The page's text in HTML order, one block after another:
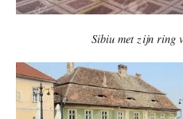
Sibiu met zijn ring